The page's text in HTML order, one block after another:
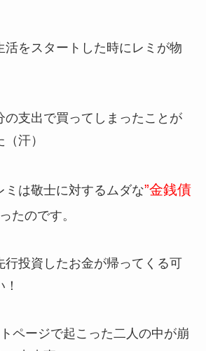
活をスタートした時にレミが物
の支出で買ってしまったことが
汗）
ミは敬士に対するムダな”金銭債
たのです。
行投資したお金が帰ってくる可
ページで起こった二人の中が崩